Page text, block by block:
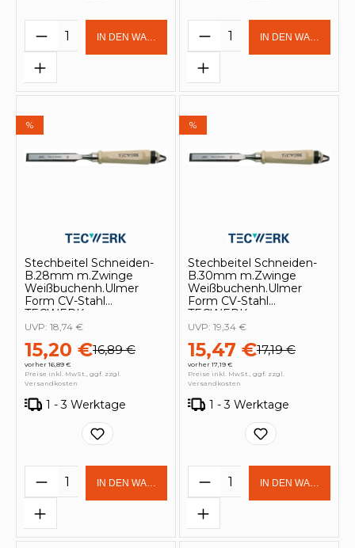
Produkt Anzahl: Gib den
IN DEN WARENKORB Produkt Anzahl:
IN DEN
%
Stechbeitel Schneiden-
B.28mm m.Zwinge
Weißbuchenh.Ulmer
Form CV-Stahl
TECWERK
15,20 €16,89 €
vorher 16,89 €
UVP: 18,74 €
Preise inkl. MwSt., ggf. zzgl.
Versandkosten
1 - 3 Werktage
Produkt Anzahl: Gib den
IN DEN WARENKORB
%
Stechbeitel Schneiden-
B.30mm m.Zwinge
Weißbuchenh.Ulmer
Form CV-Stahl
TECWERK
15,47 €17,19 €
vorher 17,19 €
UVP: 19,34 €
Preise inkl. MwSt., ggf. zzgl.
Versandkosten
1 - 3 Werktage
Produkt Anzahl:
IN DEN